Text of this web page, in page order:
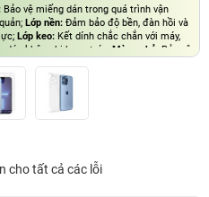
Bảo vệ miếng dán trong quá trình vận
Lớp nền: Đảm bảo độ bền, đàn hồi và
Lớp keo: Kết dính chắc chắn với máy,
dán không bị bong tróc; Màng phủ: Bảo vệ
cho tất cả các lỗi